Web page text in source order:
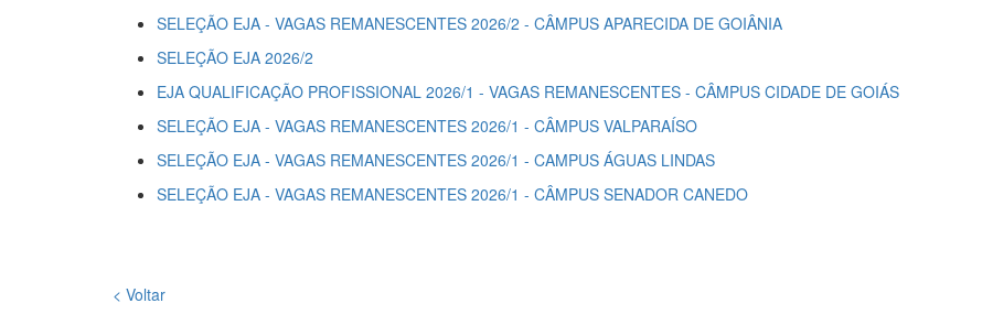
SELEÇÃO EJA - VAGAS REMANESCENTES 2026/2 - CÂMPUS APARECIDA DE GOIÂNIA
SELEÇÃO EJA 2026/2
EJA QUALIFICAÇÃO PROFISSIONAL 2026/1 - VAGAS REMANESCENTES - CÂMPUS CIDADE DE GOIÁS
SELEÇÃO EJA - VAGAS REMANESCENTES 2026/1 - CÂMPUS VALPARAÍSO
SELEÇÃO EJA - VAGAS REMANESCENTES 2026/1 - CAMPUS ÁGUAS LINDAS
SELEÇÃO EJA - VAGAS REMANESCENTES 2026/1 - CÂMPUS SENADOR CANEDO
< Voltar